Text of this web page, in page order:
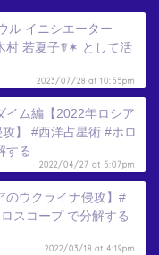
ル イニシエーター
若夏子☤✶ として活
2023/07/28 at 10:55pm
イム編【2022年ロシア
】 #西洋占星術 #ホロ
する
2022/04/27 at 5:07pm
のウクライナ侵攻】#
スコープ で分解する
2022/03/18 at 4:19pm